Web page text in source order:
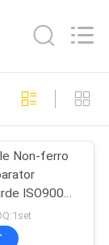
Non-ferro
ISO9001
Hoge